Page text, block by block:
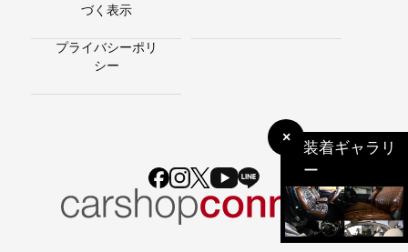
×
装着ギャラリ
ー
づく表示
プライバシーポリ
シー